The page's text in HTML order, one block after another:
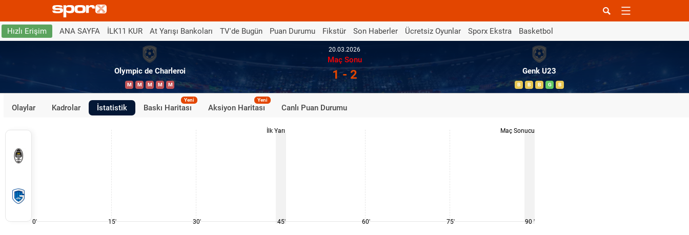
Hızlı Erişim ANA SAYFA İLK11 KUR At Yarışı Bankoları TV'de Bugün Puan Durumu Fikstür Son Haberler Ücretsiz Oyunlar Sporx Ekstra Basketbol
Olympic de Charleroi
M M M M M
20.03.2026
Maç Sonu
1 - 2 Genk U23
B B B G B
Olaylar Kadrolar İstatistik Baskı Haritası
Yeni
Aksiyon Haritası
Yeni
Canlı Puan Durumu
0' 15' 30'
İlk Yarı
45' 60' 75'
Maç Sonucu
90 '